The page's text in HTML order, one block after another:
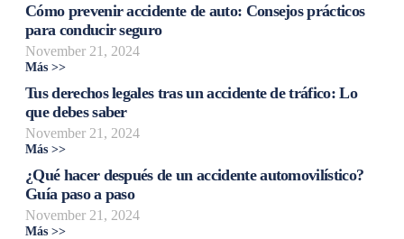
Cómo prevenir accidente de auto: Consejos prácticos
para conducir seguro
November 21, 2024
Más >>
Tus derechos legales tras un accidente de tráfico: Lo
que debes saber
November 21, 2024
Más >>
¿Qué hacer después de un accidente automovilístico?
Guía paso a paso
November 21, 2024
Más >>